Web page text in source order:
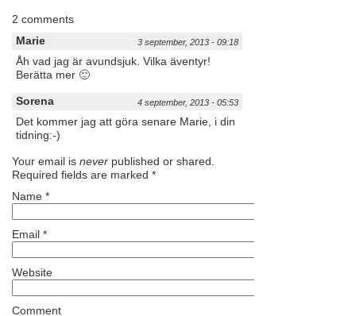
2 comments
Marie
3 september, 2013 - 09:18
Åh vad jag är avundsjuk. Vilka äventyr!
Berätta mer 🙂
Sorena 4 september, 2013 - 05:53
Det kommer jag att göra senare Marie, i din
tidning:-)
Your email is never published or shared.
Required fields are marked *
Name *
Email *
Website
Comment